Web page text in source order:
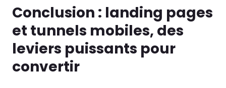
Conclusion : landing pages
et tunnels mobiles, des
leviers puissants pour
convertir